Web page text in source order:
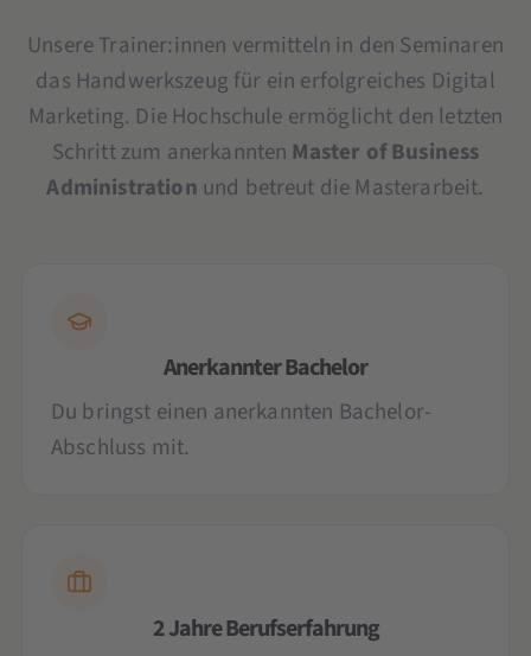
Unsere Trainer:innen vermitteln in den Seminaren
das Handwerkszeug für ein erfolgreiches Digital
Marketing. Die Hochschule ermöglicht den letzten
Schritt zum anerkannten Master of Business
Administration und betreut die Masterarbeit.
Anerkannter Bachelor
Du bringst einen anerkannten Bachelor-
Abschluss mit.
2 Jahre Berufserfahrung